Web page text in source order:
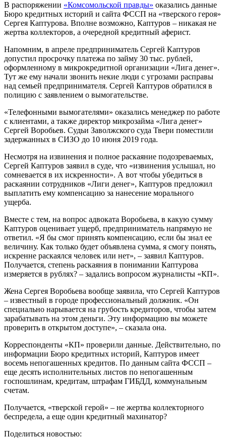
В распоряжении «Комсомольской правды» оказались данные
Бюро кредитных историй и сайта ФССП на «тверского героя»
Сергея Каптурова. Вполне возможно, Каптуров – никакая не
жертва коллекторов, а очередной кредитный аферист.
Напомним, в апреле предприниматель Сергей Каптуров
допустил просрочку платежа по займу 30 тыс. рублей,
оформленному в микрокредитной организации «Лига денег».
Тут же ему начали звонить некие люди с угрозами расправы
над семьей предпринимателя. Сергей Каптуров обратился в
полицию с заявлением о вымогательстве.
«Телефонными вымогателями» оказались менеджер по работе
с клиентами, а также директор микрозайма «Лига денег»
Сергей Воробьев. Судьи Заволжского суда Твери поместили
задержанных в СИЗО до 10 июня 2019 года.
Несмотря на извинения и полное раскаяние подозреваемых,
Сергей Каптуров заявил в суде, что «извинения услышал, но
сомневается в их искренности». А вот чтобы убедиться в
раскаянии сотрудников «Лиги денег», Каптуров предложил
выплатить ему компенсацию за нанесение морального
ущерба.
Вместе с тем, на вопрос адвоката Воробьева, в какую сумму
Каптуров оценивает ущерб, предприниматель напрямую не
ответил. «Я бы смог принять компенсацию, если бы знал ее
величину. Как только будет объявлена сумма, я смогу понять,
искренне раскаялся человек или нет», – заявил Каптуров.
Получается, степень раскаяния в понимании Каптурова
измеряется в рублях? – задались вопросом журналисты «КП».
Жена Сергея Воробьева вообще заявила, что Сергей Каптуров
– известный в городе профессиональный должник. «Он
специально нарывается на грубость кредиторов, чтобы затем
зарабатывать на этом деньги. Эту информацию вы можете
проверить в открытом доступе», – сказала она.
Корреспонденты «КП» проверили данные. Действительно, по
информации Бюро кредитных историй, Каптуров имеет
восемь непогашенных кредитов. По данным сайта ФССП –
еще десять исполнительных листов по непогашенным
госпошлинам, кредитам, штрафам ГИБДД, коммунальным
счетам.
Получается, «тверской герой» – не жертва коллекторного
беспредела, а еще один кредитный махинатор?
Поделиться новостью: